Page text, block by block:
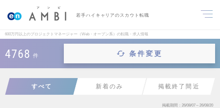
若手ハイキャリアのスカウト転職
600万円以上のプロジェクトマネージャー（Web・オープン系）の転職・求人情報
4768 件 条件変更
すべて 新着のみ 掲載終了間近
掲載期間 26/08/07～26/08/20